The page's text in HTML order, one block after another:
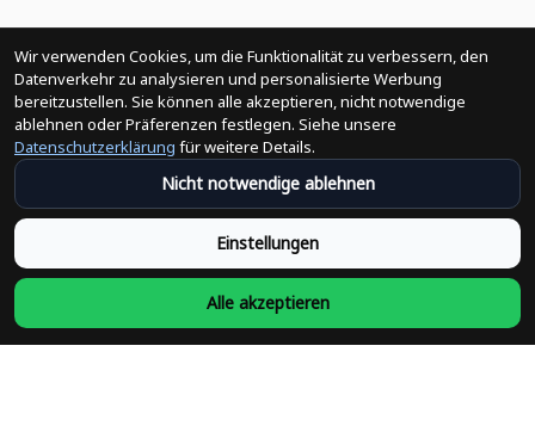
Politiken
Änderungen der Bestellung
Versandpolitik
Rückerstattungsrichtlinie
Rückgabepolitik
Wir verwenden Cookies, um die Funktionalität zu verbessern, den
Datenverkehr zu analysieren und personalisierte Werbung
bereitzustellen. Sie können alle akzeptieren, nicht notwendige
ablehnen oder Präferenzen festlegen. Siehe unsere
Datenschutzerklärung für weitere Details.
Nicht notwendige ablehnen
Einstellungen
Alle akzeptieren